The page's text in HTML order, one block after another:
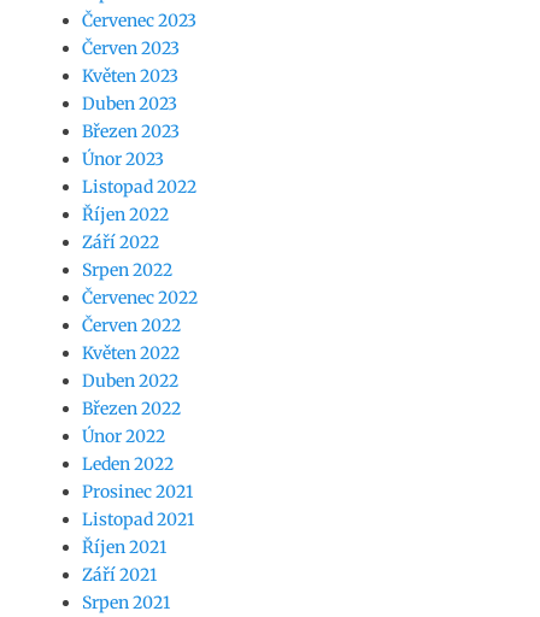
Červenec 2023
Červen 2023
Květen 2023
Duben 2023
Březen 2023
Únor 2023
Listopad 2022
Říjen 2022
Září 2022
Srpen 2022
Červenec 2022
Červen 2022
Květen 2022
Duben 2022
Březen 2022
Únor 2022
Leden 2022
Prosinec 2021
Listopad 2021
Říjen 2021
Září 2021
Srpen 2021